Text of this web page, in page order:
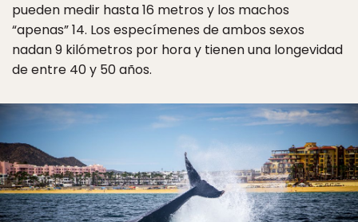
pueden medir hasta 16 metros y los machos
“apenas” 14. Los especímenes de ambos sexos
nadan 9 kilómetros por hora y tienen una longevidad
de entre 40 y 50 años.